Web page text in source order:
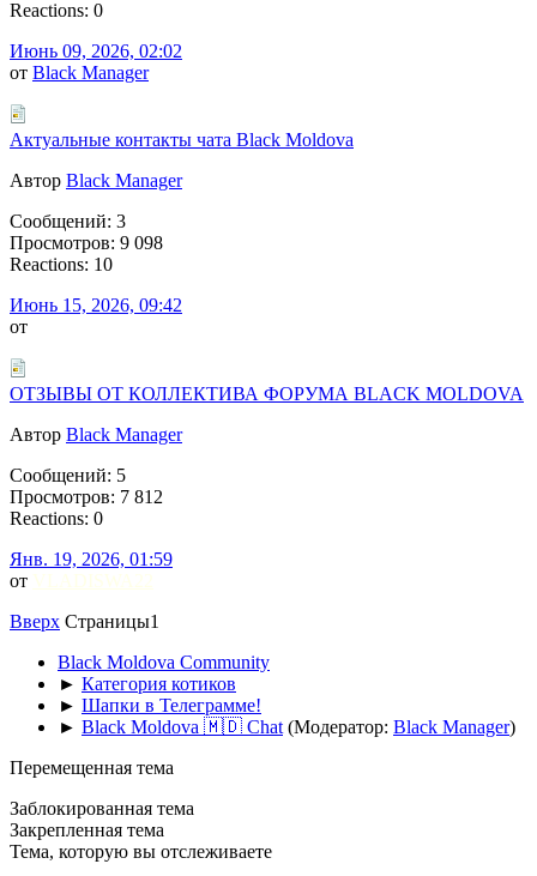
Reactions: 0
Июнь 09, 2026, 02:02
от Black Manager
Актуальные контакты чата Black Moldova
Автор Black Manager
Сообщений: 3
Просмотров: 9 098
Reactions: 10
Июнь 15, 2026, 09:42
от
ОТЗЫВЫ ОТ КОЛЛЕКТИВА ФОРУМА BLACK MOLDOVA
Автор Black Manager
Сообщений: 5
Просмотров: 7 812
Reactions: 0
Янв. 19, 2026, 01:59
от VLADISWA22
Вверх Страницы1
Black Moldova Community
► Категория котиков
► Шапки в Телеграмме!
► Black Moldova 🇲🇩 Chat (Модератор: Black Manager)
Перемещенная тема
Заблокированная тема
Закрепленная тема
Тема, которую вы отслеживаете